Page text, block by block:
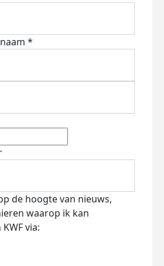
*
de hoogte van nieuws,
waarop ik kan
via: